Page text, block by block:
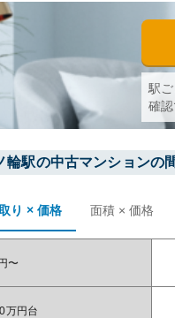
駅
確認
輪駅の中古マンションの
り × 価格 面積 × 価格
〜
万円台